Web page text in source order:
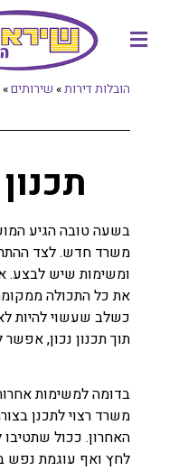
הובלות דירות» שירותים»
בשעה טובה הגיע
משרד חדש. לצד
ומשימות שיש לבצע.
את כל התכולה
כשלב שעשוי להיות
תוך תכנון נכון, אפשר
בדומה למשימות
משרד רצוי לתכנן
האחרון. ככול
לחץ ואף עוגמת נפש